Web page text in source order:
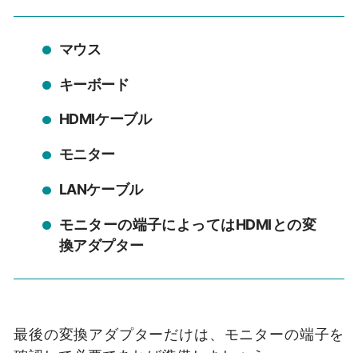
マウス
キーボード
HDMIケーブル
モニター
LANケーブル
モニターの端子によってはHDMIとの変
換アダプター
最後の変換アダプターだけは、モニターの端子を